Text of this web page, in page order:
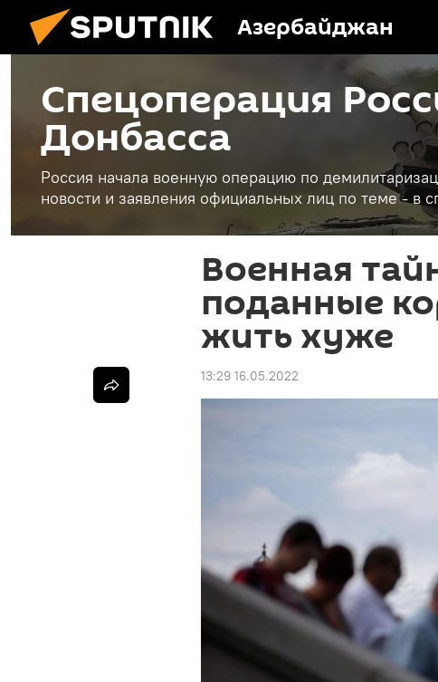
Азербайджан
Спецоперация
Донбасса
Россия начала военную операцию по
новости и заявления официальных лиц по теме - в
Военная
поданные
жить хуже
13:29 16.05.2022